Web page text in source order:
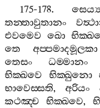
175-178.
තන‍්තාවුතානං
එවමෙව ඛො
තෙ
අප‍්පමාදමූලකා
තෙසං
ධම‍්මානං
භික‍්ඛවෙ
භික‍්ඛුනො
භාවෙස‍්සති, අරියං
කථඤ‍්ච
භික‍්ඛවෙ,